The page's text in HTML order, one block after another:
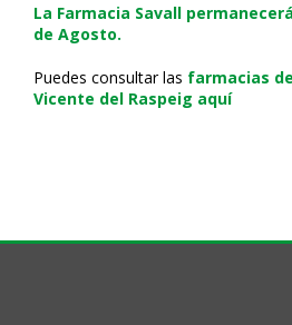
La Farmacia Savall
de Agosto.
Puedes consultar las farmacias
Vicente del Raspeig aquí